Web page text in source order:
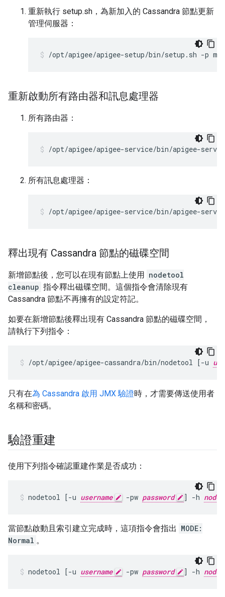
重新執行 setup.sh，為新加入的 Cassandra 節點更新
管理伺服器：
/opt/apigee/apigee-setup/bin/setup.sh -p
重新啟動所有路由器和訊息處理器
所有路由器：
/opt/apigee/apigee-service/bin/apigee-
所有訊息處理器：
/opt/apigee/apigee-service/bin/apigee-
釋出現有 Cassandra 節點的磁碟空間
新增節點後，您可以在現有節點上使用 nodetool
cleanup 指令釋出磁碟空間。這個指令會清除現有
Cassandra 節點不再擁有的設定符記。
如要在新增節點後釋出現有 Cassandra 節點的磁碟空間，
請執行下列指令：
/opt/apigee/apigee-cassandra/bin/nodetool [-u
只有在為 Cassandra 啟用 JMX 驗證時，才需要傳送使用者
名稱和密碼。
驗證重建
使用下列指令確認重建作業是否成功：
nodetool [-u username -pw password ] -h
當節點啟動且索引建立完成時，這項指令會指出 MODE:
Normal 。
nodetool [-u username -pw password ] -h